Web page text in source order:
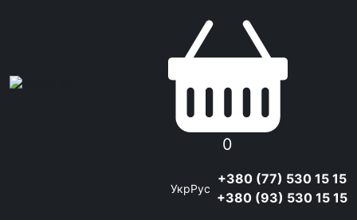
0
УкрРус
+380 (77) 530 15 15
+380 (93) 530 15 15